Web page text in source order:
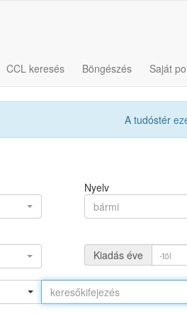
CCL keresés Böngészés Saját
A tudóstér
Nyelv
bármi
Kiadás éve